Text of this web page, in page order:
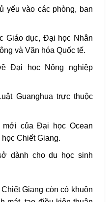
yếu vào các phòng, ban
Giáo dục, Đại học Nhân
và Văn hóa Quốc tế.
Đại học Nông nghiệp
Guanghua trực thuộc
của Đại học Ocean
Chiết Giang.
dành cho du học sinh
Giang còn có khuôn